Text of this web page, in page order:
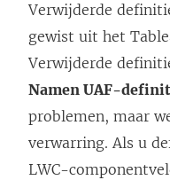
Verwijderde
gewist uit het
Verwijderde
Namen UAF-
problemen, maar
verwarring. Als u
LWC-